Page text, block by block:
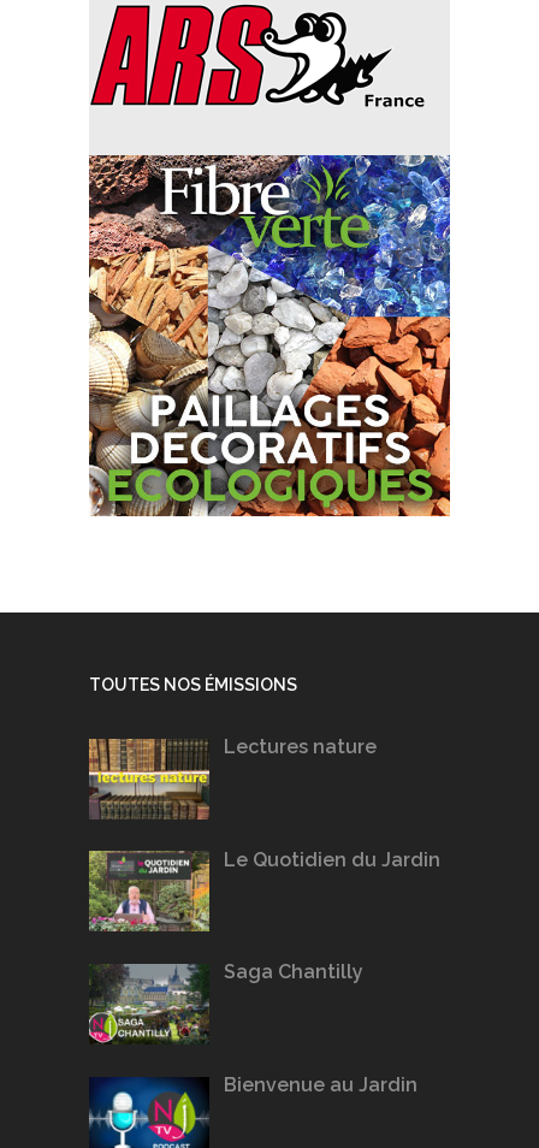
TOUTES NOS ÉMISSIONS
Lectures nature
Le Quotidien du Jardin
Saga Chantilly
Bienvenue au Jardin